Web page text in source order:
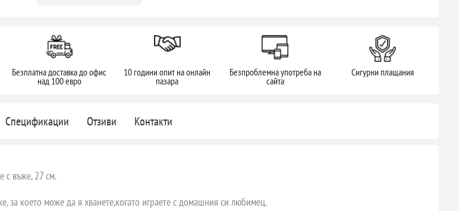
Безплатна доставка до офис
над 100 евро
10 години опит на онлайн
пазара
Безпроблемна употреба на
сайта
Сигурни плащания
Спецификации Отзиви Контакти
с въже, 27 см.
за което може да я хванете,когато играете с домашния си любимец.